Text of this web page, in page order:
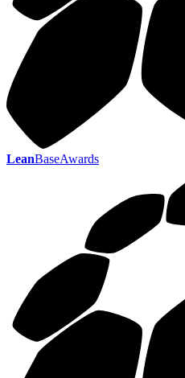
LeanBaseAwards